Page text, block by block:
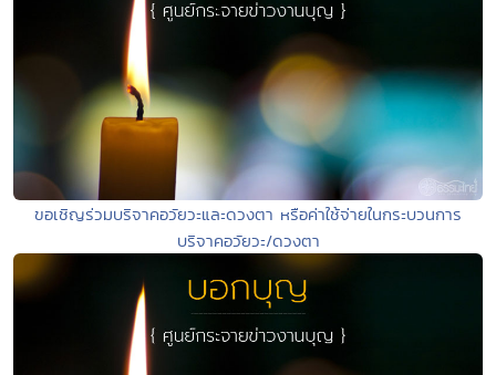
ขอเชิญร่วมบริจาคอวัยวะและดวงตา หรือค่าใช้จ่ายในกระบวนการ
บริจาคอวัยวะ/ดวงตา